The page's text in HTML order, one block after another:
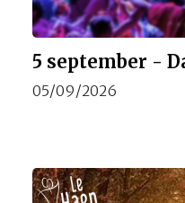
5 september -
05/09/2026